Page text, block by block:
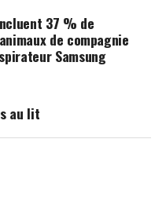
37 % de
de compagnie
Samsung
au lit